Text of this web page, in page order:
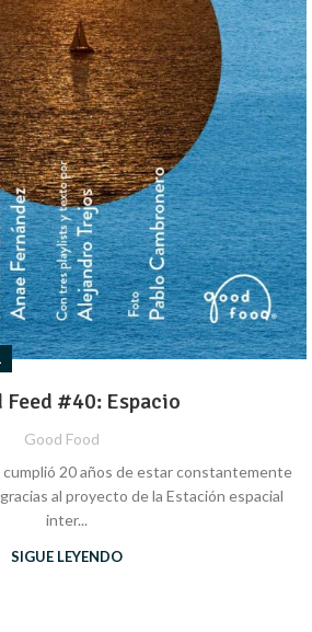
Feed #40: Espacio
Good Food
cumplió 20 años de estar constantemente
al proyecto de la Estación espacial
inter...
SIGUE LEYENDO